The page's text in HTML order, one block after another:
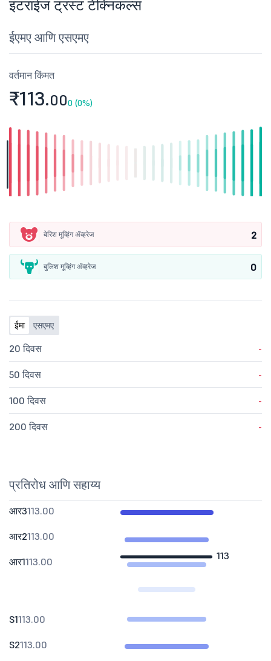
इंटराईज ट्रस्ट टेक्निकल्स
ईएमए आणि एसएमए
वर्तमान किंमत
₹113.000 (0%)
बेरिश मूव्हिंग ॲव्हरेज 2
बुलिश मूव्हिंग ॲव्हरेज 0
ईमा एसएमए
20 दिवस -
50 दिवस -
100 दिवस -
200 दिवस -
प्रतिरोध आणि सहाय्य
113
आर3113.00
आर2113.00
आर1113.00
S1113.00
S2113.00